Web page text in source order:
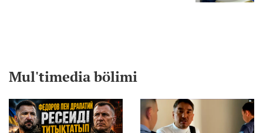
Mul'timedia bölimi